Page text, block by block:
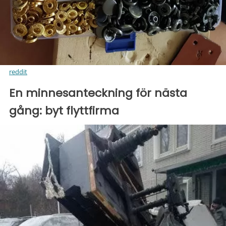
reddit
En minnesanteckning för nästa
gång: byt flyttfirma